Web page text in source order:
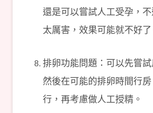
還是可以嘗試人工受孕，
太厲害，效果可能就不好了
排卵功能問題：可以先嘗試
然後在可能的排卵時間行
行，再考慮做人工授精。